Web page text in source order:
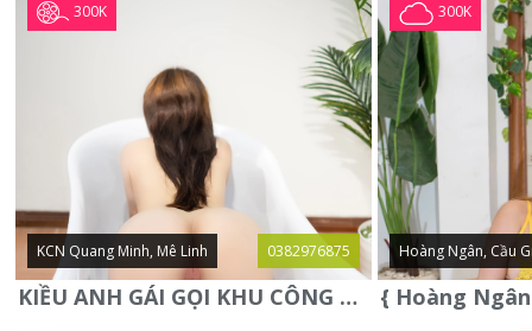
300K
KCN Quang Minh, Mê Linh 0382976875
KIỀU ANH GÁI GỌI KHU CÔNG NGHIỆP QUANG MINH - MÊ LINH
300K
Hoàng Ngân, Cầu